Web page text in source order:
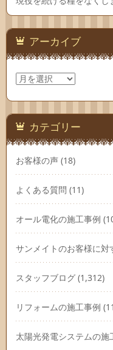
アーカイブ
ア
カ
イ
ブ カテゴリー
お客様の声 (18)
よくある質問 (11)
オール電化の施工事例
サンメイトのお客様に対
スタッフブログ (1,312)
リフォームの施工事例
太陽光発電システムの施